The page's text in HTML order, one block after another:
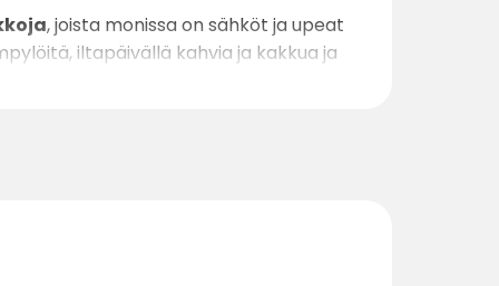
, joista monissa on sähköt ja upeat
iltapäivällä kahvia ja kakkua ja
ja kauneimmillaan. Olipa kyseessä